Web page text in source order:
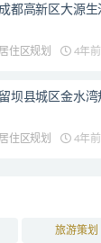
成都高新区大源生
居住区规划 4年前
留坝县城区金水湾
居住区规划 4年前
旅游策划